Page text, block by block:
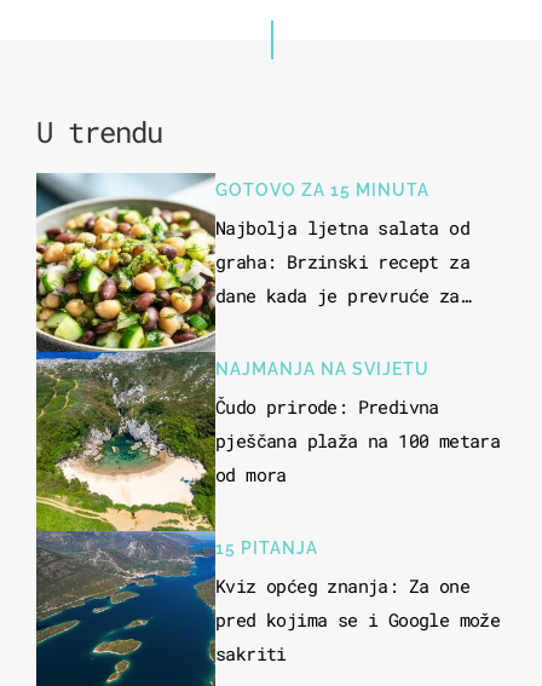
U trendu
GOTOVO ZA 15 MINUTA
Najbolja ljetna salata od
graha: Brzinski recept za
dane kada je prevruće za
NAJMANJA NA SVIJETU
Čudo prirode: Predivna
pješčana plaža na 100 metara
od mora
15 PITANJA
Kviz općeg znanja: Za one
pred kojima se i Google može
sakriti